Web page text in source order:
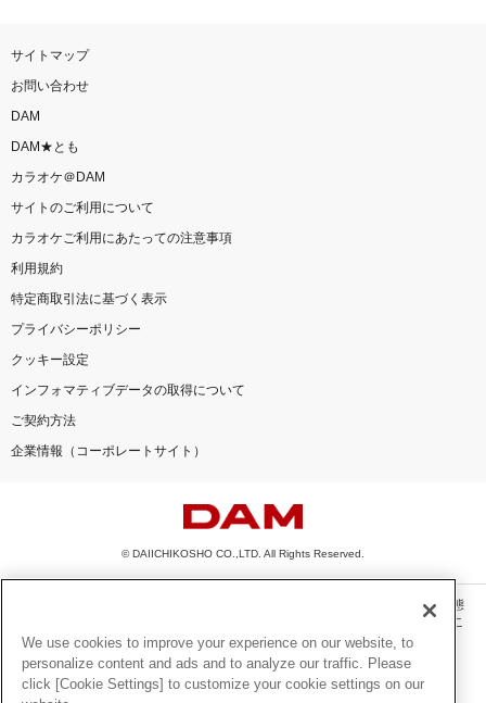
サイトマップ
お問い合わせ
DAM
DAM★とも
カラオケ＠DAM
サイトのご利用について
カラオケご利用にあたっての注意事項
利用規約
特定商取引法に基づく表示
プライバシーポリシー
クッキー設定
インフォマティブデータの取得について
ご契約方法
企業情報（コーポレートサイト）
© DAIICHIKOSHO CO.,LTD. All Rights Reserved.
このサイトに掲載されている一切の文章・画像・写真・動画・音声等を、手段や形態
を問わず、著作権法の定める範囲を超えて無断で複製、転載、ファイル化などするこ
とを禁じます。
楽曲及びコンテンツは、機種によりご利用いただけない場合があります。
楽曲及びコンテンツの配信日、配信内容が変更になる場合があります。
We use cookies to improve your experience on our website, to
personalize content and ads and to analyze our traffic. Please
click [Cookie Settings] to customize your cookie settings on our